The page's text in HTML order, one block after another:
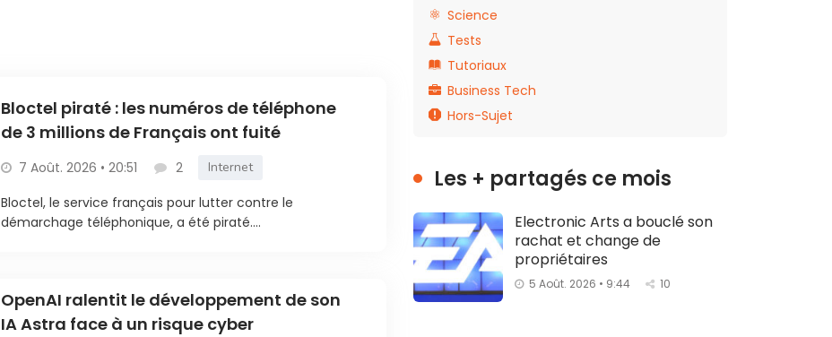
Bloctel piraté : les numéros de téléphone
de 3 millions de Français ont fuité
7 Août. 2026 • 20:51 2 Internet
Bloctel, le service français pour lutter contre le
démarchage téléphonique, a été piraté....
OpenAI ralentit le développement de son
IA Astra face à un risque cyber
Science
Tests
Tutoriaux
Business Tech
Hors-Sujet
Les + partagés ce mois
Electronic Arts a bouclé son
rachat et change de
propriétaires
5 Août. 2026 • 9:44 10